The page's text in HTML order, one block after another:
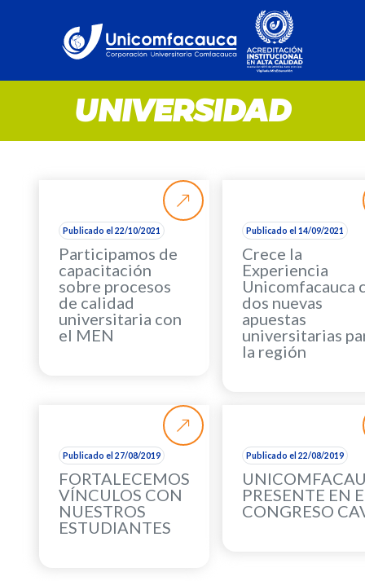
UNIVERSIDAD
Publicado el 22/10/2021
Participamos de
capacitación
sobre procesos
de calidad
universitaria con
el MEN
Publicado el 14/09/2021
Crece la
Experiencia
Unicomfacauca
dos nuevas
apuestas
universitarias
la región
Publicado el 27/08/2019
FORTALECEMOS
VÍNCULOS CON
NUESTROS
ESTUDIANTES
Publicado el 22/08/2019
PRESENTE EN
CONGRESO